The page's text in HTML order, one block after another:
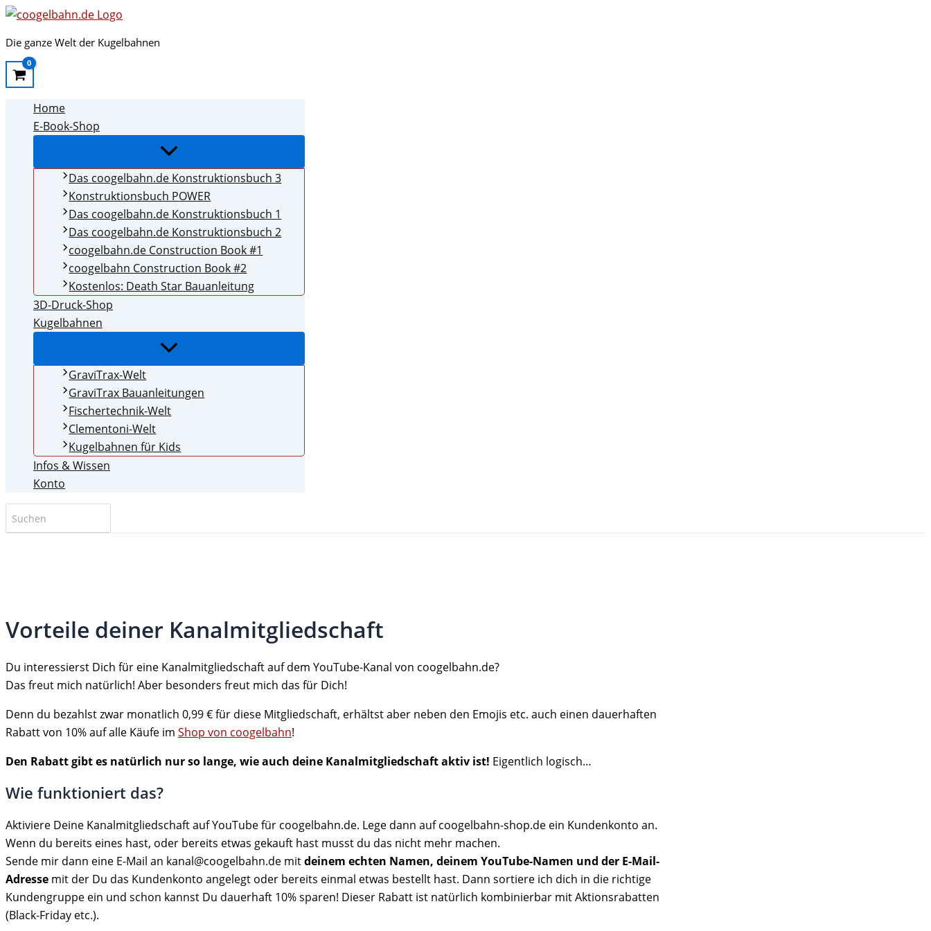
Zum
springen
Die ganze Welt der Kugelbahnen
Home
E-Book-Shop
Menü
Das coogelbahn.de Konstruktionsbuch 3
Konstruktionsbuch POWER
Das coogelbahn.de Konstruktionsbuch 1
Das coogelbahn.de Konstruktionsbuch 2
coogelbahn.de Construction Book #1
coogelbahn Construction Book #2
Kostenlos: Death Star Bauanleitung
3D-Druck-Shop
Kugelbahnen
Menü
GraviTrax-Welt
GraviTrax Bauanleitungen
Fischertechnik-Welt
Clementoni-Welt
Kugelbahnen für Kids
Infos & Wissen
Konto
for:
Vorteile deiner Kanalmitgliedschaft
Du interessierst Dich für eine Kanalmitgliedschaft auf dem YouTube-Kanal von coogelbahn.de?
Das freut mich natürlich! Aber besonders freut mich das für Dich!
Denn du bezahlst zwar monatlich 0,99 € für diese Mitgliedschaft, erhältst aber neben den Emojis etc. auch einen dauerhaften
Rabatt von 10% auf alle Käufe im Shop von coogelbahn!
Den Rabatt gibt es natürlich nur so lange, wie auch deine Kanalmitgliedschaft aktiv ist! Eigentlich logisch…
Wie funktioniert das?
Aktiviere Deine Kanalmitgliedschaft auf YouTube für coogelbahn.de. Lege dann auf coogelbahn-shop.de ein Kundenkonto an.
Wenn du bereits eines hast, oder bereits etwas gekauft hast musst du das nicht mehr machen.
Sende mir dann eine E-Mail an kanal@coogelbahn.de mitdeinem echten Namen, deinem YouTube-Namen und der E-Mail-
Adresse mit der Du das Kundenkonto angelegt oder bereits einmal etwas bestellt hast. Dann sortiere ich dich in die richtige
Kundengruppe ein und schon kannst Du dauerhaft 10% sparen! Dieser Rabatt ist natürlich kombinierbar mit Aktionsrabatten
(Black-Friday etc.).